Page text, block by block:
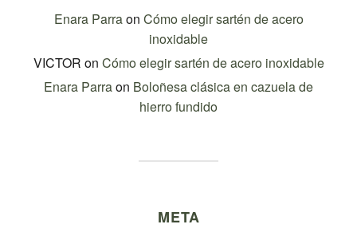
Enara Parraon Cómo elegir sartén de acero
inoxidable
VICTOR on Cómo elegir sartén de acero inoxidable
Enara Parraon Boloñesa clásica en cazuela de
hierro fundido
META